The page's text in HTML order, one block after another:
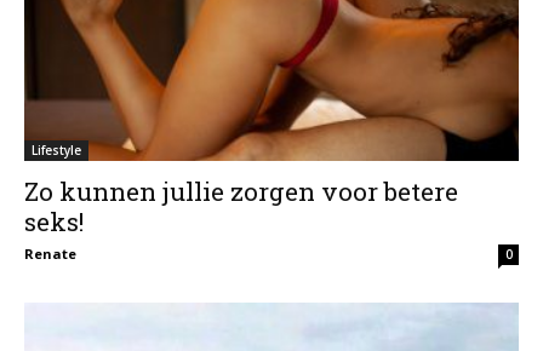
Lifestyle
Zo kunnen jullie zorgen voor betere
seks!
Renate 0